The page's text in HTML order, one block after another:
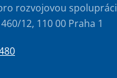
rozvojovou spolupráci
12, 110 00 Praha 1